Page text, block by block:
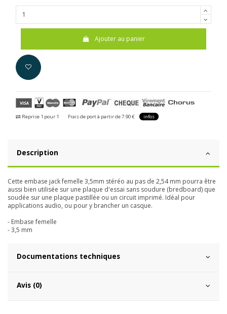
Ajouter au panier
Reprise 1 pour 1 Frais de port à partir de 7.90 € infos
Description
Cette embase jack femelle 3,5mm stéréo au pas de 2,54 mm pourra être
aussi bien utilisée sur une plaque d'essai sans soudure (bredboard) que
soudée sur une plaque pastillée ou un circuit imprimé. Idéal pour
applications audio, ou pour y brancher un casque.
- Embase femelle
- 3,5 mm
Documentations techniques
Avis (0)